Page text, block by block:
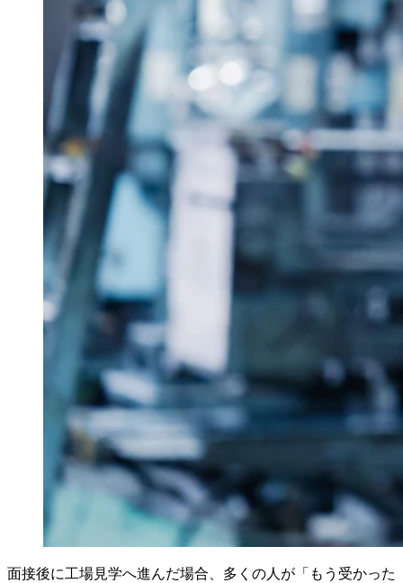
面接後に工場見学へ進んだ場合、多くの人が「もう受かった